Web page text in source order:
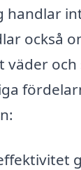
handlar
också
väder